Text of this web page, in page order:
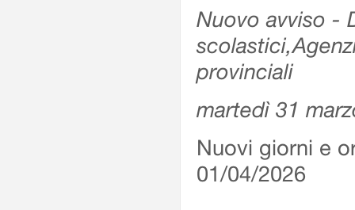
Nuovo avviso -
provinciali
martedì 31
Nuovi giorni e
01/04/2026